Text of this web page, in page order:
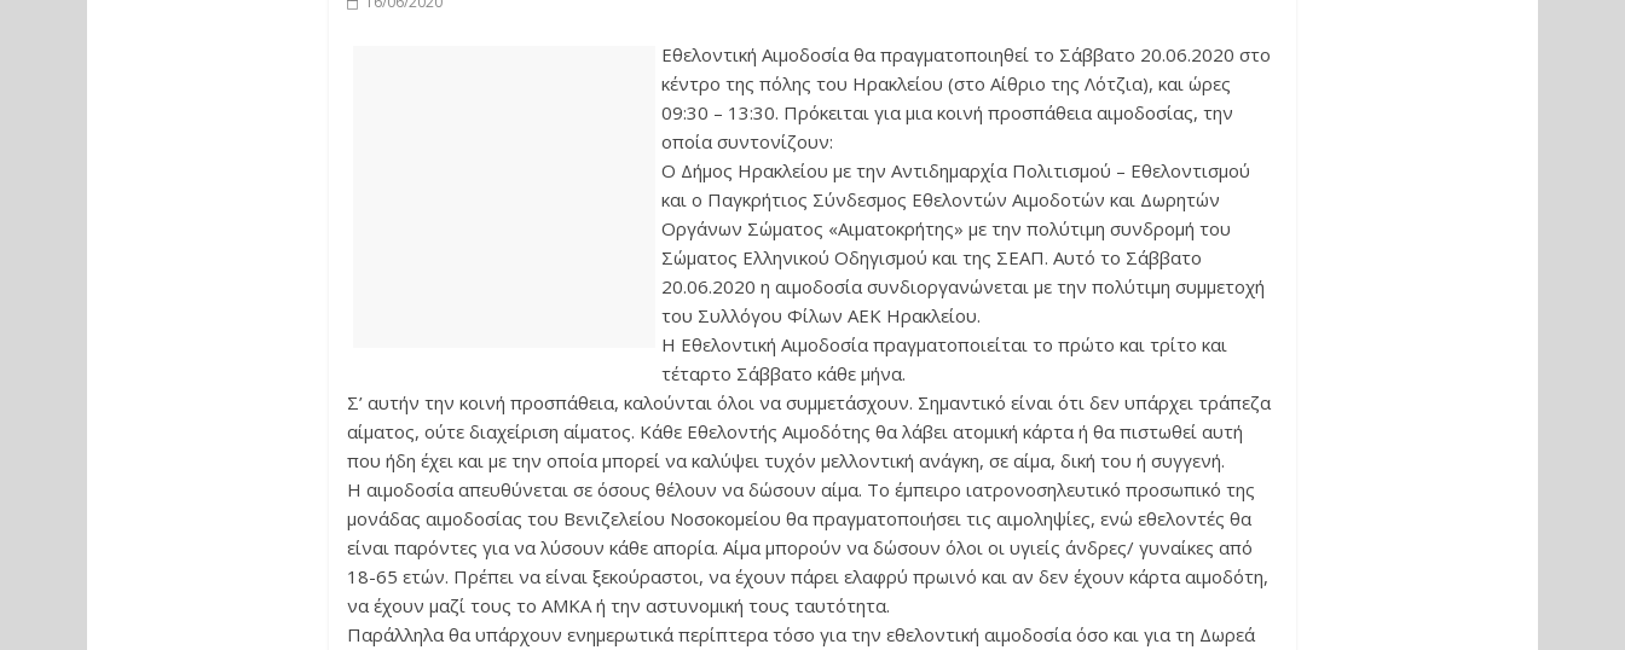
Εθελοντική Αιμοδοσία θα πραγματοποιηθεί το Σάββατο 20.06.2020 στο
κέντρο της πόλης του Ηρακλείου (στο Αίθριο της Λότζια), και ώρες
09:30 – 13:30. Πρόκειται για μια κοινή προσπάθεια αιμοδοσίας, την
οποία συντονίζουν:
O Δήμος Ηρακλείου με την Αντιδημαρχία Πολιτισμού – Εθελοντισμού
και ο Παγκρήτιος Σύνδεσμος Εθελοντών Αιμοδοτών και Δωρητών
Οργάνων Σώματος «Αιματοκρήτης» με την πολύτιμη συνδρομή του
Σώματος Ελληνικού Οδηγισμού και της ΣΕΑΠ. Αυτό το Σάββατο
20.06.2020 η αιμοδοσία συνδιοργανώνεται με την πολύτιμη συμμετοχή
του Συλλόγου Φίλων ΑΕΚ Ηρακλείου.
Η Εθελοντική Αιμοδοσία πραγματοποιείται το πρώτο και τρίτο και
τέταρτο Σάββατο κάθε μήνα.
Σ’ αυτήν την κοινή προσπάθεια, καλούνται όλοι να συμμετάσχουν. Σημαντικό είναι ότι δεν υπάρχει τράπεζα
αίματος, ούτε διαχείριση αίματος. Κάθε Εθελοντής Αιμοδότης θα λάβει ατομική κάρτα ή θα πιστωθεί αυτή
που ήδη έχει και με την οποία μπορεί να καλύψει τυχόν μελλοντική ανάγκη, σε αίμα, δική του ή συγγενή.
Η αιμοδοσία απευθύνεται σε όσους θέλουν να δώσουν αίμα. Το έμπειρο ιατρονοσηλευτικό προσωπικό της
μονάδας αιμοδοσίας του Βενιζελείου Νοσοκομείου θα πραγματοποιήσει τις αιμοληψίες, ενώ εθελοντές θα
είναι παρόντες για να λύσουν κάθε απορία. Αίμα μπορούν να δώσουν όλοι οι υγιείς άνδρες/ γυναίκες από
18-65 ετών. Πρέπει να είναι ξεκούραστοι, να έχουν πάρει ελαφρύ πρωινό και αν δεν έχουν κάρτα αιμοδότη,
να έχουν μαζί τους το ΑΜΚΑ ή την αστυνομική τους ταυτότητα.
Παράλληλα θα υπάρχουν ενημερωτικά περίπτερα τόσο για την εθελοντική αιμοδοσία όσο και για τη Δωρεά